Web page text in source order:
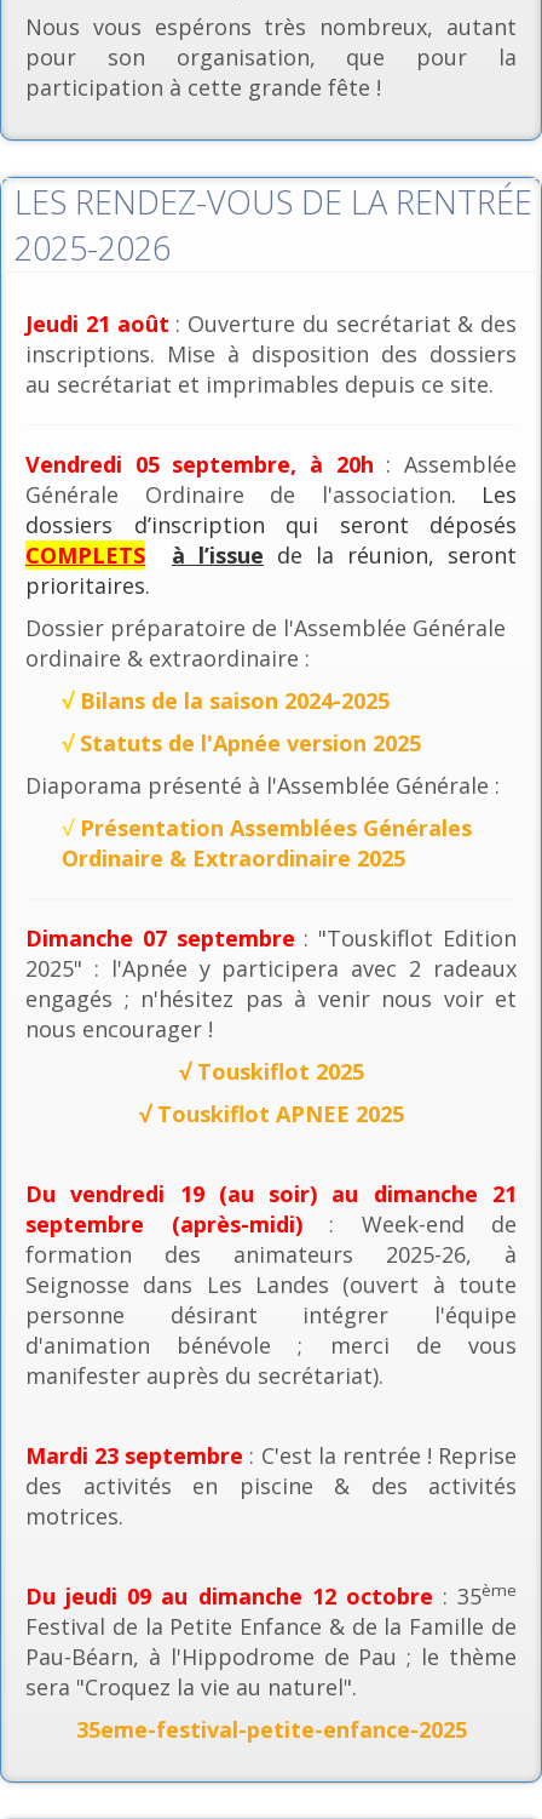
Nous vous espérons très nombreux, autant
pour son organisation, que pour la
participation à cette grande fête !
LES RENDEZ-VOUS DE LA RENTRÉE
2025-2026
Jeudi 21 août : Ouverture du secrétariat & des
inscriptions. Mise à disposition des dossiers
au secrétariat et imprimables depuis ce site.
Vendredi 05 septembre, à 20h : Assemblée
Générale Ordinaire de l'association. Les
dossiers d’inscription qui seront déposés
COMPLETS
à l’issue de la réunion, seront
prioritaires.
Dossier préparatoire de l'Assemblée Générale
ordinaire & extraordinaire :
√ Bilans de la saison 2024-2025
√ Statuts de l'Apnée version 2025
Diaporama présenté à l'Assemblée Générale :
√ Présentation Assemblées Générales
Ordinaire & Extraordinaire 2025
Dimanche 07 septembre : "Touskiflot Edition
2025" : l'Apnée y participera avec 2 radeaux
engagés ; n'hésitez pas à venir nous voir et
nous encourager !
√ Touskiflot 2025
√ Touskiflot APNEE 2025
Du vendredi 19 (au soir) au dimanche 21
septembre (après-midi): Week-end de
formation des animateurs 2025-26, à
Seignosse dans Les Landes (ouvert à toute
personne désirant intégrer l'équipe
d'animation bénévole ; merci de vous
manifester auprès du secrétariat).
Mardi 23 septembre : C'est la rentrée ! Reprise
des activités en piscine & des activités
motrices.
Du jeudi 09 au dimanche 12 octobre : 35ème
Festival de la Petite Enfance & de la Famille de
Pau-Béarn, à l'Hippodrome de Pau ; le thème
sera "Croquez la vie au naturel".
35eme-festival-petite-enfance-2025